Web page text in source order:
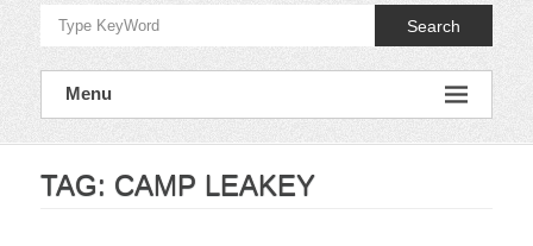
Search
Menu
TAG: CAMP LEAKEY